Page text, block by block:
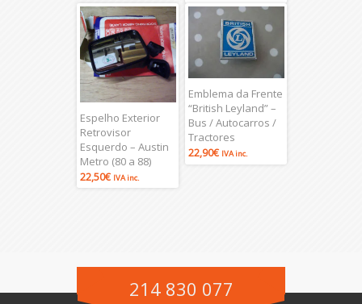
Espelho Exterior
Retrovisor
Esquerdo – Austin
Metro (80 a 88)
22,50€ IVA inc.
Emblema da Frente
“British Leyland” –
Bus / Autocarros /
Tractores
22,90€ IVA inc.
214 830 077